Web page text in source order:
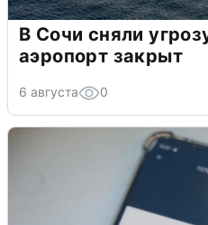
В Сочи сняли
аэропорт закрыт
6 августа 0